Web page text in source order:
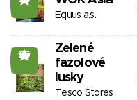
Equus a.s.
25
Zelené
fazolové
lusky
Tesco Stores